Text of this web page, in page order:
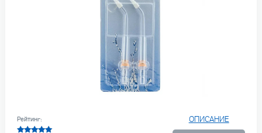
ОПИСАНИЕ
Рейтинг: